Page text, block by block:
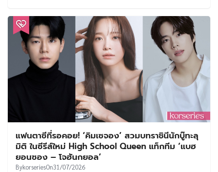
แฟนตาซีที่รอคอย! ‘คิมเซจอง’ สวมบทราชินีนักบู๊ทะลุ
มิติ ในซีรีส์ใหม่ High School Queen แท็กทีม ‘แบฮ
ยอนซอง – โจฮันกยอล’
BykorseriesOn31/07/2026